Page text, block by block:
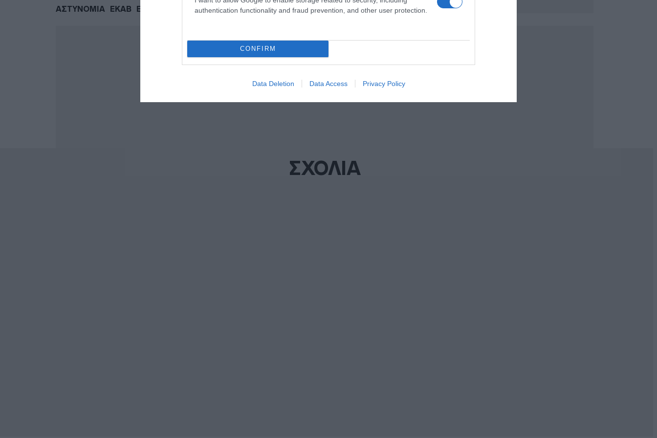
authentication functionality and fraud prevention, and other user protection.
CONFIRM
Data Deletion Data Access Privacy Policy
ΑΣΤΥΝΟΜΙΑ ΕΚΑΒ ΕΛΛΗΝΙΚΗ ΑΣΤΥΝΟΜΙΑ ΘΕΣΠΡΩΤΙΑ
ΣΧΟΛΙΑ